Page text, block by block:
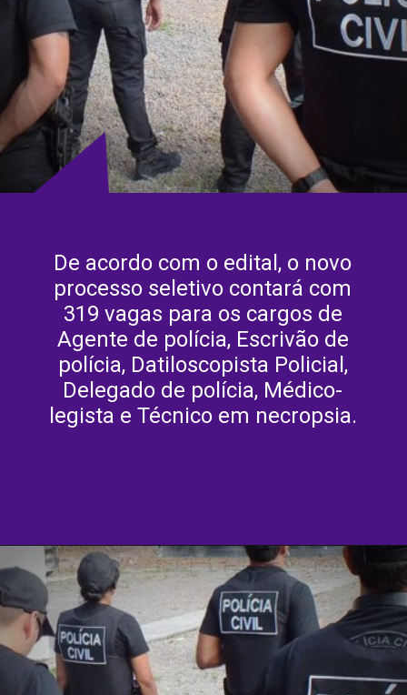
De acordo com o edital, o novo
processo seletivo contará com
319 vagas para os cargos de
Agente de polícia, Escrivão de
polícia, Datiloscopista Policial,
Delegado de polícia, Médico-
legista e Técnico em necropsia.